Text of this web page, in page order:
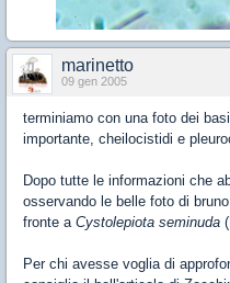
marinetto
09 gen 2005
terminiamo con una foto dei
importante, cheilocistidi e
Dopo tutte le informazioni che
osservando le belle foto di
fronte a Cystolepiota seminuda
Per chi avesse voglia di